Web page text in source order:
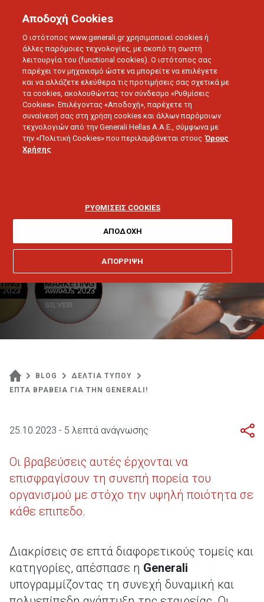
Generali!
BLOG
ΔΕΛΤΙΑ ΤΥΠΟΥ
ΕΠΤΑ ΒΡΑΒΕΙΑ ΓΙΑ ΤΗΝ GENERALI!
25.10.2023 - 5 λεπτά ανάγνωσης
Οι βραβεύσεις αυτές έρχονται να
επισφραγίσουν τη συνεπή πορεία του
οργανισμού με στόχο την υψηλή ποιότητα σε
κάθε επιπεδο.
Διακρίσεις σε επτά διαφορετικούς τομείς και
κατηγορίες, απέσπασε η Generali
υπογραμμίζοντας τη συνεχή δυναμική και
Αποδοχή Cookies
Ο ιστότοπος www.generali.gr χρησιμοποιεί cookies ή
άλλες παρόμοιες τεχνολογίες, με σκοπό τη σωστή
λειτουργία του (functional cookies). Ο ιστότοπος σας
παρέχει τον μηχανισμό ώστε να μπορείτε να επιλέγετε
και να αλλάζετε ελεύθερα τις προτιμήσεις σας σχετικά με
τα cookies, ακολουθώντας τον σύνδεσμο «Ρυθμίσεις
Cookies». Επιλέγοντας «Αποδοχή», παρέχετε τη
συναίνεσή σας στη χρήση cookies και άλλων παρόμοιων
τεχνολογιών από την Generali Hellas A.A.E., σύμφωνα με
την «Πολιτική Cookies» που περιλαμβάνεται στους Όρους
Χρήσης
ΡΥΘΜΙΣΕΙΣ COOKIES
ΑΠΟΡΡΙΨΗ
ΑΠΟΔΟΧΗ